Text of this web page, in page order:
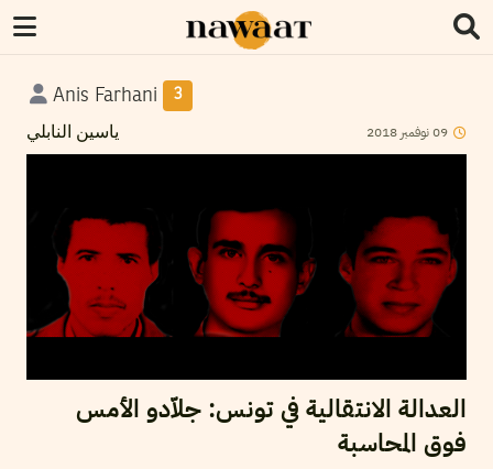
Anis Farhani 3
ياسين النابلي 09نوفمبر 2018
العدالة الانتقالية في تونس: جلاّدو الأمس
فوق المحاسبة